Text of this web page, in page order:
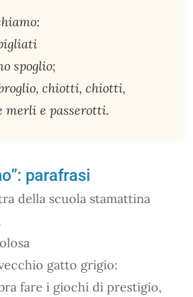
spoglio;
chiotti, chiotti,
merli e passerotti.
parafrasi
della scuola stamattina
gatto grigio:
fare i giochi di prestigio,